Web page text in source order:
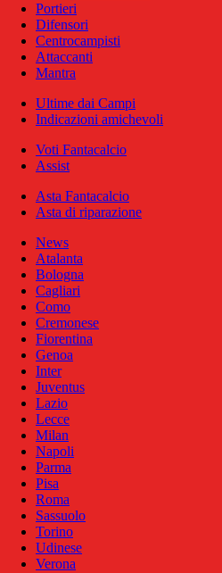
Portieri
Difensori
Centrocampisti
Attaccanti
Mantra
Ultime dai Campi
Indicazioni amichevoli
Voti Fantacalcio
Assist
Asta Fantacalcio
Asta di riparazione
News
Atalanta
Bologna
Cagliari
Como
Cremonese
Fiorentina
Genoa
Inter
Juventus
Lazio
Lecce
Milan
Napoli
Parma
Pisa
Roma
Sassuolo
Torino
Udinese
Verona